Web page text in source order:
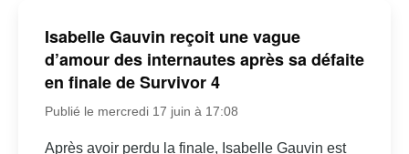
Isabelle Gauvin reçoit une vague
d’amour des internautes après sa défaite
en finale de Survivor 4
Publié le mercredi 17 juin à 17:08
Après avoir perdu la finale, Isabelle Gauvin est